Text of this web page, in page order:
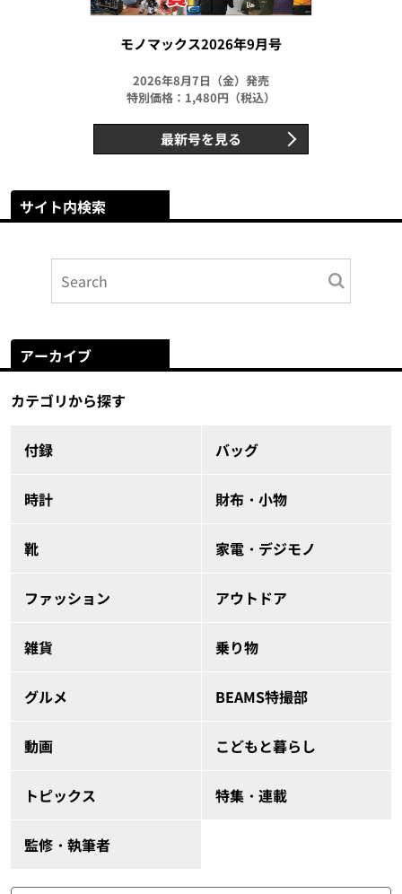
モノマックス2026年9月号
2026年8月7日（金）発売
特別価格：1,480円（税込）
最新号を見る
サイト内検索
アーカイブ
カテゴリから探す
付録 バッグ
時計 財布・小物
靴 家電・デジモノ
ファッション アウトドア
雑貨 乗り物
グルメ BEAMS特撮部
動画 こどもと暮らし
トピックス 特集・連載
監修・執筆者